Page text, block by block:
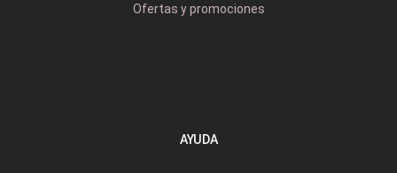
Ofertas y promociones
AYUDA